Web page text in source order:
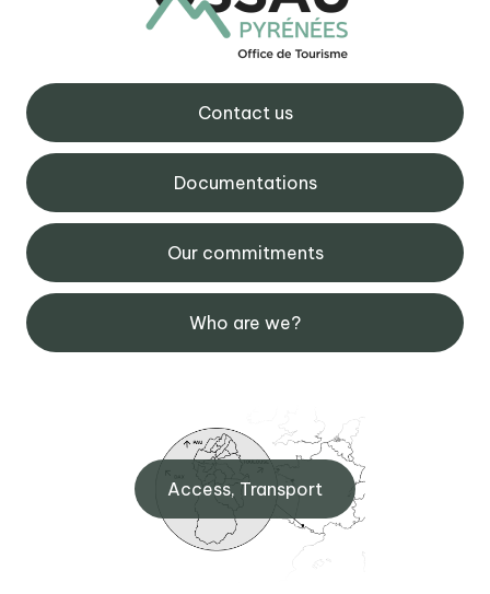
Contact us
Documentations
Our commitments
Who are we?
Access, Transport